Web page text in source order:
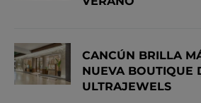
CANCÚN BRILLA
NUEVA BOUTIQUE
ULTRAJEWELS